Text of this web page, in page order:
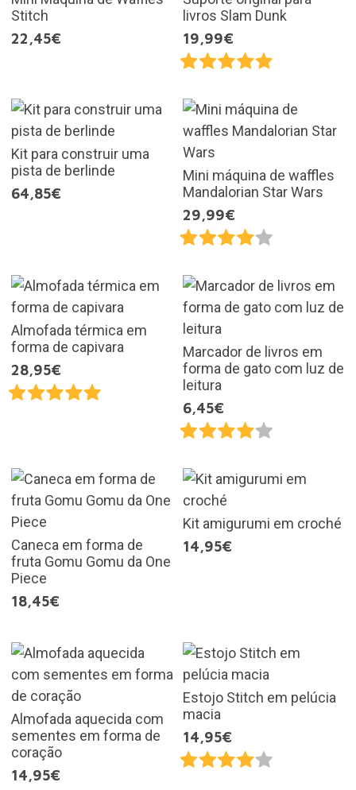
Stitch
22,45€
livros Slam Dunk
19,99€
Kit para construir uma
pista de berlinde
64,85€
Mini máquina de waffles
Mandalorian Star Wars
29,99€
Almofada térmica em
forma de capivara
28,95€
Marcador de livros em
forma de gato com luz de
leitura
6,45€
Caneca em forma de
fruta Gomu Gomu da One
Piece
18,45€
Kit amigurumi em croché
14,95€
Almofada aquecida com
sementes em forma de
coração
14,95€
Estojo Stitch em pelúcia
macia
14,95€